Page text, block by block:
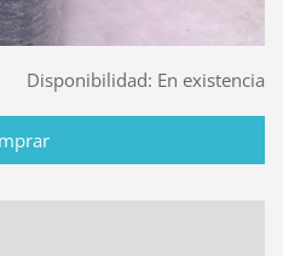
Disponibilidad: En existencia